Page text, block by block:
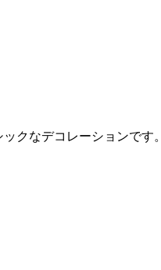
クなデコレーションです。